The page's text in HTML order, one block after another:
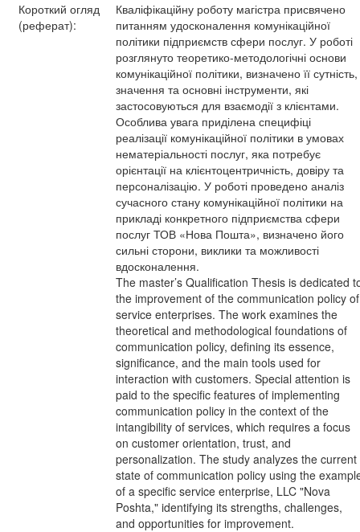
Короткий огляд
(реферат):
Кваліфікаційну роботу магістра присвячено
питанням удосконалення комунікаційної
політики підприємств сфери послуг. У роботі
розглянуто теоретико-методологічні основи
комунікаційної політики, визначено її сутність,
значення та основні інструменти, які
застосовуються для взаємодії з клієнтами.
Особлива увага приділена специфіці
реалізації комунікаційної політики в умовах
нематеріальності послуг, яка потребує
орієнтації на клієнтоцентричність, довіру та
персоналізацію. У роботі проведено аналіз
сучасного стану комунікаційної політики на
прикладі конкретного підприємства сфери
послуг ТОВ «Нова Пошта», визначено його
сильні сторони, виклики та можливості
вдосконалення.
The master’s Qualification Thesis is dedicated
the improvement of the communication policy of
service enterprises. The work examines the
theoretical and methodological foundations of
communication policy, defining its essence,
significance, and the main tools used for
interaction with customers. Special attention is
paid to the specific features of implementing
communication policy in the context of the
intangibility of services, which requires a focus
on customer orientation, trust, and
personalization. The study analyzes the current
state of communication policy using the
of a specific service enterprise, LLC "Nova
Poshta," identifying its strengths, challenges,
and opportunities for improvement.